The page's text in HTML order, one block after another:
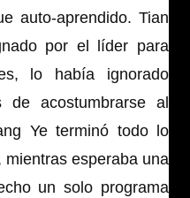
auto-aprendido. Tian
por el líder para
lo había ignorado
de acostumbrarse al
Ye terminó todo lo
esperaba una
un solo programa